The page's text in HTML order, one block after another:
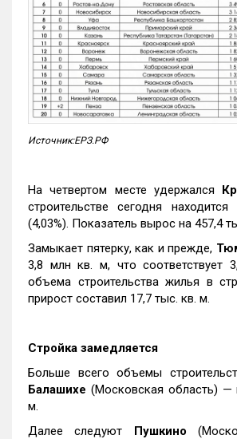
Источник:ЕРЗ.РФ
На четвертом месте удержался
строительстве сегодня
(4,03%). Показатель вырос на 457,4
Замыкает пятерку, как и прежде,
3,8 млн кв. м, что соответствует
объема строительства жилья в
прирост составил 17,7 тыс. кв. м.
Стройка замедляется
Больше всего объемы
Балашихе (Московская область) —
м.
Далее следуют Пушкино